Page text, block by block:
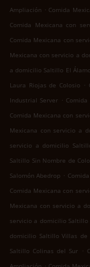
Ampliación . Comida
Comida Mexicana con
Comida Mexicana con
Mexicana con servicio a
a domicilio Saltillo El Álamo
Laura Riojas de Colosio .
Industrial Server .
Comida Mexicana con
Mexicana con servicio a
servicio a domicilio
Saltillo Sin Nombre de
Salomón Abedrop .
Comida Mexicana con
Mexicana con servicio a
servicio a domicilio Saltillo
domicilio Saltillo Villas de
Saltillo Colinas del Sur .
.